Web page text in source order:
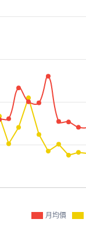
月均價